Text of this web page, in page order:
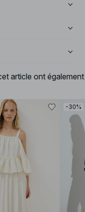
article ont également
-30%